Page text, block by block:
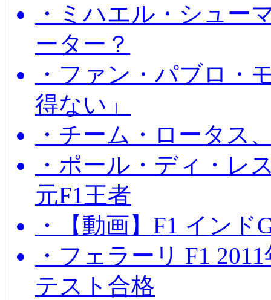
・ミハエル・シュー
ーター？
・ファン・パブロ・
得ない」
・チーム・ロータス
・ポール・ディ・レ
元F1王者
・【動画】F1 イン
・フェラーリ F1
テスト合格